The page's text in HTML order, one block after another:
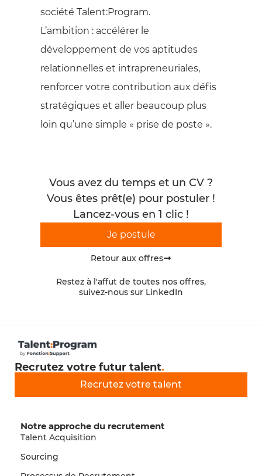
société Talent:Program.
L’ambition : accélérer le
développement de vos aptitudes
relationnelles et intrapreneuriales,
renforcer votre contribution aux défis
stratégiques et aller beaucoup plus
loin qu’une simple « prise de poste ».
Vous avez du temps et un CV ?
Vous êtes prêt(e) pour postuler !
Lancez-vous en 1 clic !
Je postule
Retour aux offres
Restez à l'affut de toutes nos offres,
suivez-nous sur LinkedIn
Recrutez votre futur talent.
Recrutez votre talent
Notre approche du recrutement
Talent Acquisition
Sourcing